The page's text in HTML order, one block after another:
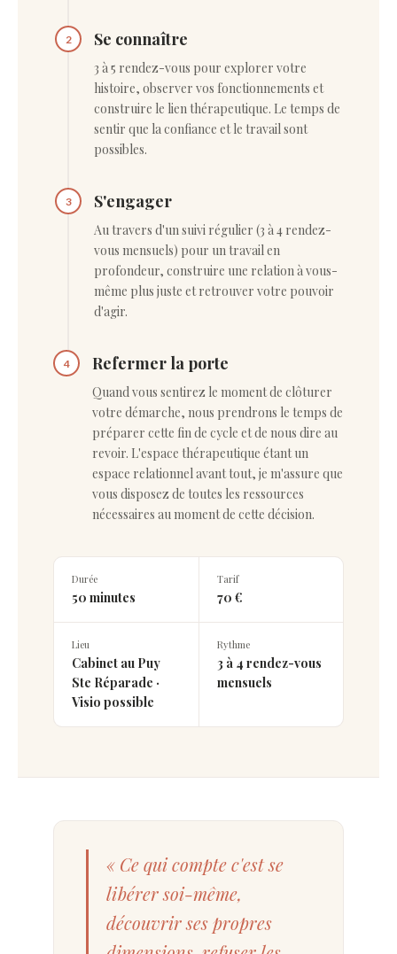
2 Se connaître
3 à 5 rendez-vous pour explorer votre
histoire, observer vos fonctionnements et
construire le lien thérapeutique. Le temps de
sentir que la confiance et le travail sont
possibles.
3 S'engager
Au travers d'un suivi régulier (3 à 4 rendez-
vous mensuels) pour un travail en
profondeur, construire une relation à vous-
même plus juste et retrouver votre pouvoir
d'agir.
4 Refermer la porte
Quand vous sentirez le moment de clôturer
votre démarche, nous prendrons le temps de
préparer cette fin de cycle et de nous dire au
revoir. L'espace thérapeutique étant un
espace relationnel avant tout, je m'assure que
vous disposez de toutes les ressources
nécessaires au moment de cette décision.
Durée
50 minutes
Tarif
70 €
Lieu
Cabinet au Puy
Ste Réparade ·
Visio possible
Rythme
3 à 4 rendez-vous
mensuels
« Ce qui compte c'est se
libérer soi-même,
découvrir ses propres